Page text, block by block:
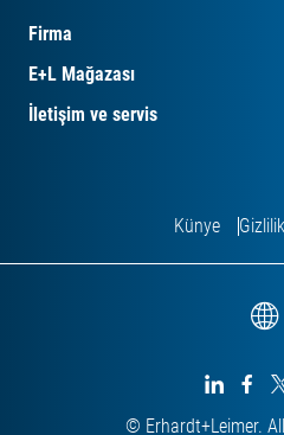
Firma
E+L Mağazası
İletişim ve servis
© Erhardt+Leimer.
Künye
 